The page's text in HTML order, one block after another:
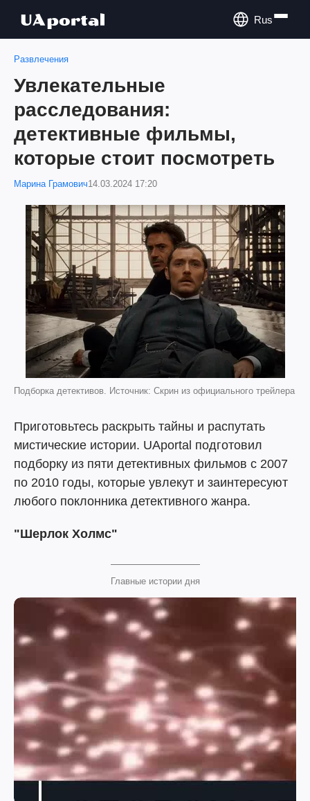
Rus
Развлечения
Увлекательные
расследования:
детективные фильмы,
которые стоит посмотреть
Марина Грамович14.03.2024 17:20
Подборка детективов. Источник: Скрин из официального трейлера
Приготовьтесь раскрыть тайны и распутать
мистические истории. UAportal подготовил
подборку из пяти детективных фильмов с 2007
по 2010 годы, которые увлекут и заинтересуют
любого поклонника детективного жанра.
"Шерлок Холмс"
Главные истории дня